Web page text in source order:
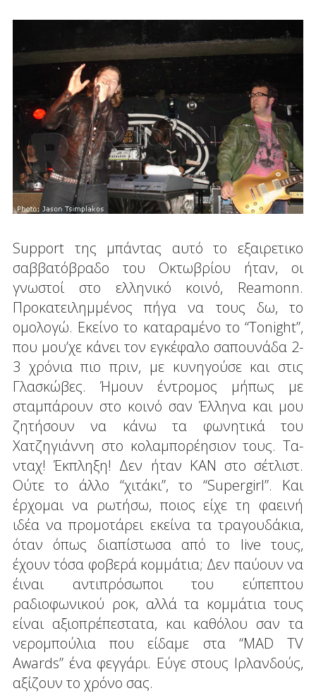
Support της μπάντας αυτό το εξαιρετικο
σαββατόβραδο του Οκτωβρίου ήταν, οι
γνωστοί στο ελληνικό κοινό, Reamonn.
Προκατειλημμένος πήγα να τους δω, το
ομολογώ. Εκείνο το καταραμένο το “Tonight”,
που μου’χε κάνει τον εγκέφαλο σαπουνάδα 2-
3 χρόνια πιο πριν, με κυνηγούσε και στις
Γλασκώβες. Ήμουν έντρομος μήπως με
σταμπάρουν στο κοινό σαν Έλληνα και μου
ζητήσουν να κάνω τα φωνητικά του
Χατζηγιάννη στο κολαμπορέησιον τους. Τα-
νταχ! Έκπληξη! Δεν ήταν ΚΑΝ στο σέτλιστ.
Ούτε το άλλο “χιτάκι”, το “Supergirl”. Kαι
έρχομαι να ρωτήσω, ποιος είχε τη φαεινή
ιδέα να προμοτάρει εκείνα τα τραγουδάκια,
όταν όπως διαπίστωσα από το live τους,
έχουν τόσα φοβερά κομμάτια; Δεν παύουν να
έιναι αντιπρόσωποι του εύπεπτου
ραδιοφωνικού ροκ, αλλά τα κομμάτια τους
είναι αξιοπρέπεστατα, και καθόλου σαν τα
νερομπούλια που είδαμε στα “MAD TV
Awards” ένα φεγγάρι. Εύγε στους Ιρλανδούς,
αξίζουν το χρόνο σας.